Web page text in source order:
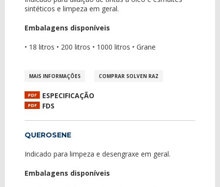
sintéticos e limpeza em geral.
Embalagens disponíveis
• 18 litros • 200 litros • 1000 litros • Grane
MAIS INFORMAÇÕES COMPRAR SOLVEN RAZ
PDF ESPECIFICAÇÃO
PDF FDS
QUEROSENE
Indicado para limpeza e desengraxe em geral.
Embalagens disponíveis